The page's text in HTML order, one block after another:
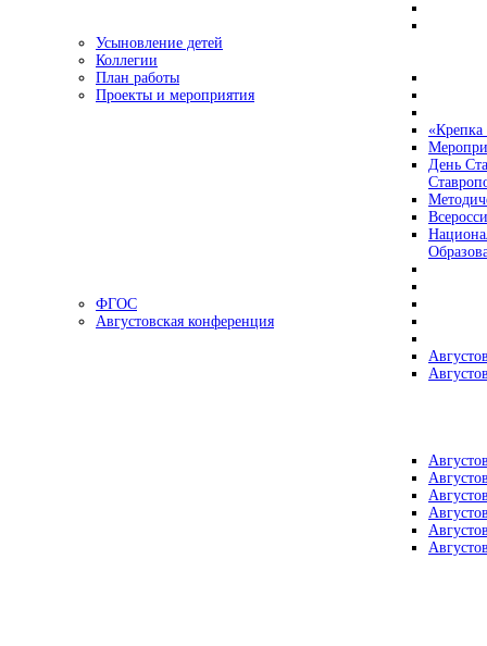
Усыновление детей
Коллегии
План работы
Проекты и мероприятия
«Крепка
День
ФГОС
Августовская конференция